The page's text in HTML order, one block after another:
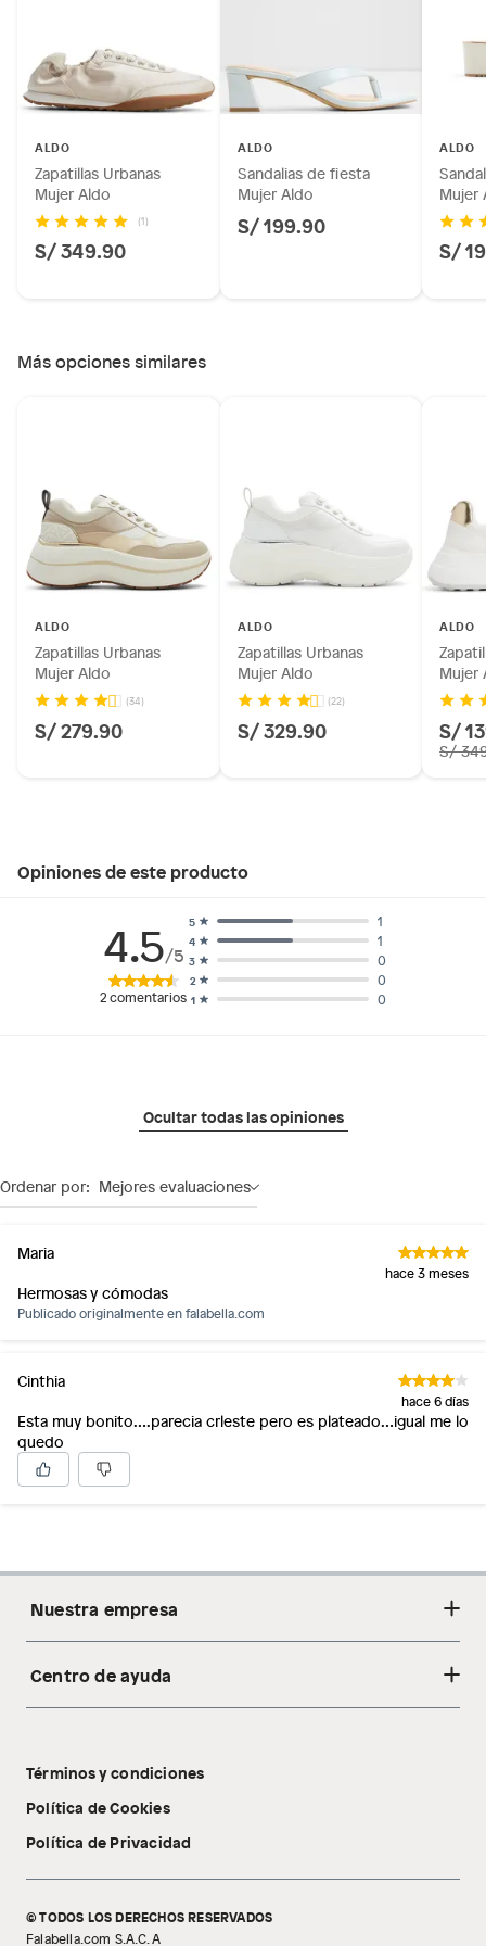
Productos que hayan sido previamente instalados.
Baterías de auto.
Motocicletas y bicicletas motorizadas.
ALDO
Zapatillas Urbanas
Mujer Aldo
(1)
S/ 349.90
ALDO
Sandalias de fiesta
Mujer Aldo
S/ 199.90
ALDO
Mujer
S/
Más opciones similares
ALDO
Zapatillas Urbanas
Mujer Aldo
(34)
S/ 279.90
ALDO
Zapatillas Urbanas
Mujer Aldo
(22)
S/ 329.90
ALDO
Mujer
S/
S/
Opiniones de este producto
4.5/5
2comentarios 1 0
2 0
3 0
4 1
5 1
Ocultar todas las opiniones
Ordenar por: Mejores evaluaciones
Maria
hace 3 meses
Hermosas y cómodas
Publicado originalmente enfalabella.com
Cinthia
hace 6 días
Esta muy bonito….parecia crleste pero es plateado…igual me lo
quedo
Nuestra empresa
Acerca de nosotros
Tecnología Pillow Walk
Centro de ayuda
Libro de reclamaciones
Términos y condiciones
Política de Cookies
Política de Privacidad
© TODOS LOS DERECHOS RESERVADOS
Falabella.com S.A.C. A